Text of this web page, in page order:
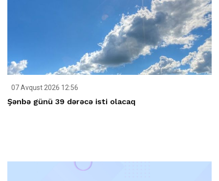
07 Avqust 2026 12:56
Şənbə günü 39 dərəcə isti olacaq